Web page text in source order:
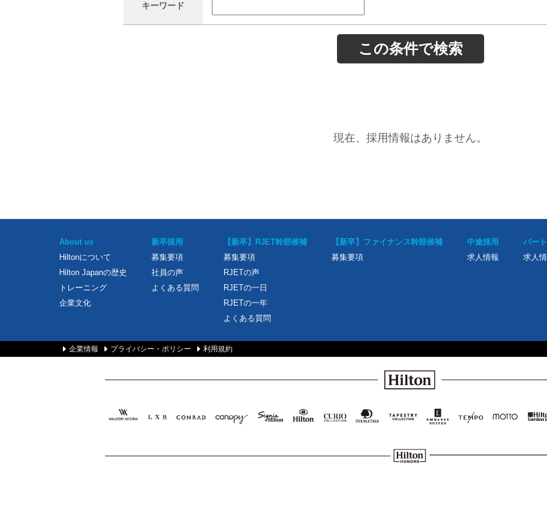
キーワード
現在、採用情報はありません。
About us
Hiltonについて
Hilton Japanの歴史
トレーニング
企業文化
新卒採用
募集要項
社員の声
よくある質問
【新卒】RJET幹部候補
募集要項
RJETの声
RJETの一日
RJETの一年
よくある質問
【新卒】ファイナンス幹部候補
募集要項
中途採用
求人情報
パー
求人
企業情報 プライバシー・ポリシー 利用規約
Hilton
Waldorf
Astoria
LXR
Hotels
Canopy
by Hilton
SignisaHiltonHilton
Hotels
Curio
Collection
DoubleTree
by
Tapestry
Collection
Embassy
Suites
TEMPO MOTTO
Hilton
Honors